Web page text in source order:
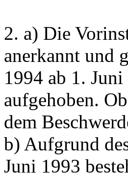
2. a) Die
anerkannt und
1994 ab 1.
aufgehoben.
dem
b) Aufgrund
Juni 1993